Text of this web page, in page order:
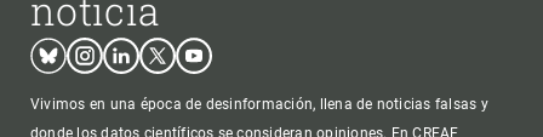
BlueskyInstagram
LinkedinTwitterYoutube
Vivimos en una época de desinformación, llena de noticias falsas y
donde los datos científicos se consideran opiniones. En CREAF